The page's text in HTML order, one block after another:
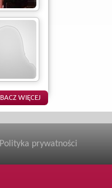
Polityka prywatności